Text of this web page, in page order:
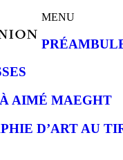
MENU
AIMÉ MAEGHT
D’ART AU